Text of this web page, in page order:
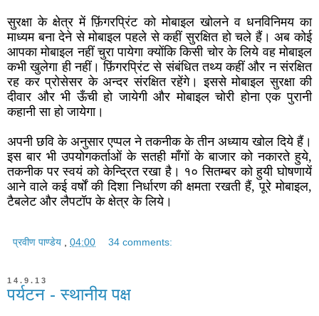
सुरक्षा के क्षेत्र में फ़िंगरप्रिंट को मोबाइल खोलने व धनविनिमय का
माध्यम बना देने से मोबाइल पहले से कहीं सुरक्षित हो चले हैं। अब कोई
आपका मोबाइल नहीं चुरा पायेगा क्योंकि किसी चोर के लिये वह मोबाइल
कभी खुलेगा ही नहीं। फ़िंगरप्रिंट से संबंधित तथ्य कहीं और न संरक्षित
रह कर प्रोसेसर के अन्दर संरक्षित रहेंगे। इससे मोबाइल सुरक्षा की
दीवार और भी ऊँची हो जायेगी और मोबाइल चोरी होना एक पुरानी
कहानी सा हो जायेगा।
अपनी छवि के अनुसार एप्पल ने तकनीक के तीन अध्याय खोल दिये हैं।
इस बार भी उपयोगकर्ताओं के सतही माँगों के बाजार को नकारते हुये,
तकनीक पर स्वयं को केन्द्रित रखा है। १० सितम्बर को हुयी घोषणायें
आने वाले कई वर्षों की दिशा निर्धारण की क्षमता रखती हैं, पूरे मोबाइल,
टैबलेट और लैपटॉप के क्षेत्र के लिये।
प्रवीण पाण्डेय 04:00 34 comments:
14.9.13
पर्यटन - स्थानीय पक्ष